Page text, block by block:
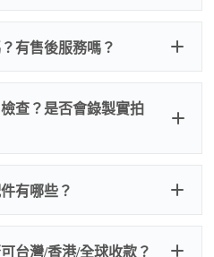
有售後服務嗎？
人為事故我們只收更換配件
查？是否會錄製實拍
有哪些？
子，如果需要原裝盒子可
台灣/香港/全球收款？